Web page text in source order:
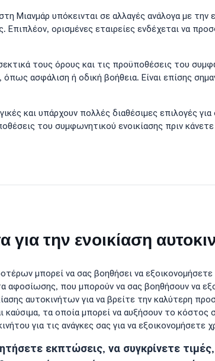
Μιανμάρ υπόκεινται σε αλλαγές ανάλογα με
Επιπλέον, ορισμένες εταιρείες ενδέχεται να
τους όρους και τις προϋποθέσεις του
ασφάλιση ή οδική βοήθεια. Είναι επίσης
και υπάρχουν πολλές διαθέσιμες επιλογές
του συμφωνητικού ενοικίασης πριν
την ενοικίαση
μπορεί να σας βοηθήσει να
που μπορούν να σας βοηθήσουν να
αυτοκινήτων για να βρείτε την καλύτερη
τα οποία μπορεί να αυξήσουν το κόστος
για τις ανάγκες σας για να εξοικονομήσετε
εκπτώσεις, να συγκρίνετε